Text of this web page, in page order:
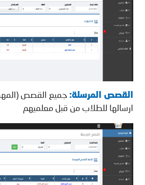
القصص المرسلة: جميع القصص
ارسالها للطلاب من قبل معلميهم